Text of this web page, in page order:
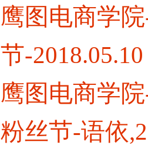
鹰图电商学
节-2018.05.10
鹰图电商学
粉丝节-语依